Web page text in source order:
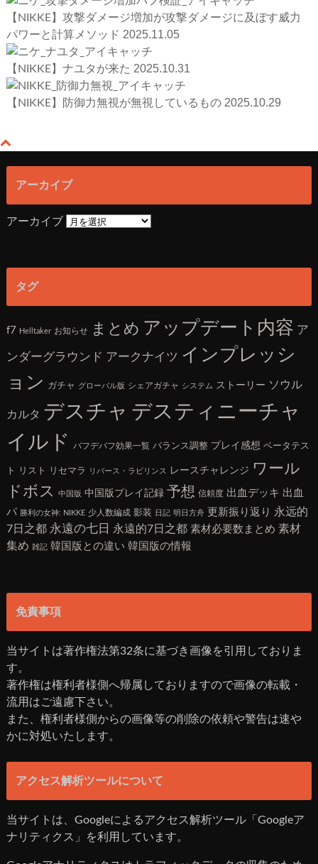
【NIKKE】攻撃ダメージ増加が攻撃ダメージに及ぼす威力
パワーと計算メソッド 2025.11.05
【NIKKE】ナユタが来た 2025.10.31
【NIKKE】防御力無視が無視しているもの 2025.10.29
アーカイブ
アーカイブ
タグ
f7 Helltaker お知らせ まとめ アップデート内容 ア
ンダーグラウンド アークナイツ インプレッシ
ョン ガチャ グローバル版 シェアガチャ システム ストーリー ソウル
カルタ デスチャ デスティニーチャ
イルド
バフデバフ効果一覧 バランス調整 プレイ感想 ベータテス
ト リスト リセマラ リバース・ラビリンス レースチャレンジ ワール
ドボス
中国版 中国版プレイ記録 予想 信頼度 出血デッキ 出血
パ 勝利の女神: NIKKE 少人数編成 影装 日記 明日方舟 更新振り返り 永远的
7日之都 永遠の七日 永遠的7日之都 素材必要数まとめ 素材
集め 雑記 韓国版との違い 韓国版の情報
免責事項
当サイトは著作権法第32条に基づき画像を引用しておりま
す。
著作権は権利者様側へ帰属しておりますので画像の転載・
流用はご遠慮下さい。
また、権利者様側からの画像等の削除の依頼や警告は速や
かに対処いたします。
アクセス解析ツールについて
当サイトは、Googleによるアクセス解析ツール「Googleア
ナリティクス」を利用しています。